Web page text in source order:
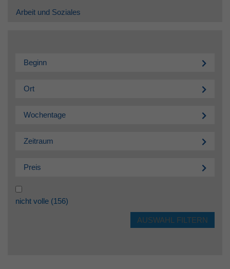
Arbeit und Soziales
Beginn
Ort
Wochentage
Zeitraum
Preis
nicht volle (156)